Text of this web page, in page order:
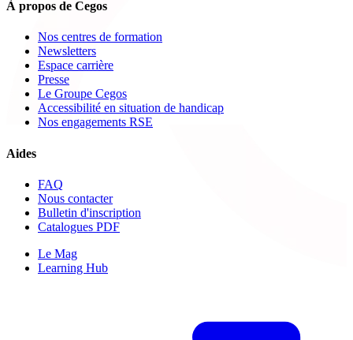
À propos de Cegos
Nos centres de formation
Newsletters
Espace carrière
Presse
Le Groupe Cegos
Accessibilité en situation de handicap
Nos engagements RSE
Aides
FAQ
Nous contacter
Bulletin d'inscription
Catalogues PDF
Le Mag
Learning Hub